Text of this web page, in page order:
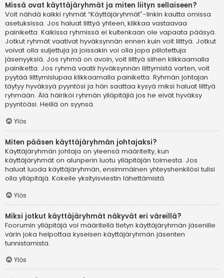
Missä ovat käyttäjäryhmät ja miten liityn sellaiseen?
Voit nähdä kaikki ryhmät “Käyttäjäryhmät”-linkin kautta omissa
asetuksissa. Jos haluat liittyä yhteen, klikkaa vastaavaa
painiketta. Kaikissa ryhmissä ei kuitenkaan ole vapaata pääsyä.
Jotkut ryhmät vaativat hyväksynnän ennen kuin voit liittyä. Jotkut
voivat olla suljettuja ja joissakin voi olla jopa piilotettuja
jäsenyyksiä. Jos ryhmä on avoin, voit liittyä siihen klikkaamalla
painiketta. Jos ryhmä vaatii hyväksynnän liittymistä varten, voit
pyytää liittymislupaa klikkaamalla painiketta. Ryhmän johtajan
täytyy hyväksyä pyyntösi ja hän saattaa kysyä miksi haluat liittyä
ryhmään. Älä häiriköi ryhmän ylläpitäjiä jos he eivät hyväksy
pyyntöäsi. Heillä on syynsä.
Ylös
Miten pääsen käyttäjäryhmän johtajaksi?
Käyttäjäryhmän johtaja on yleensä määritelty, kun
käyttäjäryhmät on alunperin luotu ylläpitäjän toimesta. Jos
haluat luoda käyttäjäryhmän, ensimmäinen yhteyshenkilösi tulisi
olla ylläpitäjä. Kokeile yksityisviestin lähettämistä.
Ylös
Miksi jotkut käyttäjäryhmät näkyvät eri väreillä?
Foorumin ylläpitäjä voi määritellä tietyn käyttäjäryhmän jäsenille
värin joka helpottaa kyseisen käyttäjäryhmän jäsenten
tunnistamista.
Ylös